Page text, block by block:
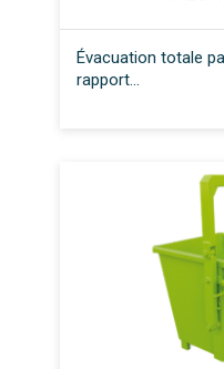
Évacuation totale
rapport...